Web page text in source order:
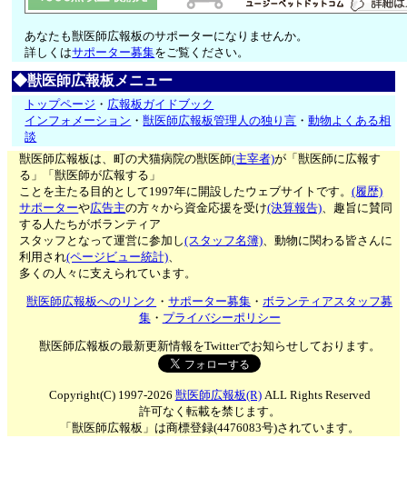
あなたも獣医師広報板のサポーターになりませんか。
詳しくはサポーター募集をご覧ください。
◆獣医師広報板メニュー
トップページ ・ 広報板ガイドブック
インフォメーション ・獣医師広報板管理人の独り言 ・動物よくある相
談
獣医師広報板は、町の犬猫病院の獣医師(主宰者)が「獣医師に広報す
る」「獣医師が広報する」
ことを主たる目的として1997年に開設したウェブサイトです。(履歴)
サポーターや広告主の方々から資金応援を受け(決算報告)、趣旨に賛同
する人たちがボランティア
スタッフとなって運営に参加し(スタッフ名簿)、動物に関わる皆さんに
利用され(ページビュー統計)、
多くの人々に支えられています。
獣医師広報板へのリンク ・サポーター募集 ・ボランティアスタッフ募
集・ プライバシーポリシー
獣医師広報板の最新更新情報をTwitterでお知らせしております。
Copyright(C) 1997-2026 獣医師広報板(R)ALL Rights Reserved
許可なく転載を禁じます。
「獣医師広報板」は商標登録(4476083号)されています。